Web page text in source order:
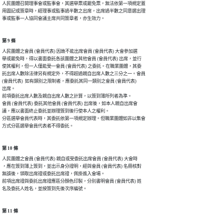
人民團體召開理事會或監事會，其選舉票或罷免票，無法依第一項規定蓋
用圖記或簽章時，經理事或監事過半數之出席，出席過半數之同意選出理
事或監事一人協同會議主席共同簽章者，亦生效力。
第 9 條
人民團體之會員 (會員代表) 因故不能出席會員 (會員代表) 大會參加選
舉或罷免時，得以書面委託各該團體之其他會員 (會員代表) 出席，並行
使其權利，但一人僅能受一會員 (會員代表) 之委託。在職業團體，其委
託出席人數除法律另有規定外，不得超過親自出席人數之三分之一。會員
(會員代表)  如有類別之限制者，應委託其同一類別之會員 (會員代表)
出席。
前項委託出席人數及親自出席人數之計算，以簽到簿所列者為準。
會員 (會員代表) 委託其他會員 (會員代表) 出席後，如本人親自出席會
議，應以書面終止委託並辦理簽到後行使本人之權利。
分區選舉會員代表時，其委託依第一項規定辦理。但職業團體如非以集會
方式分區選舉會員代表者不得委託。
第 10 條
人民團體之會員 (會員代表) 親自或受委託出席會員 (會員代表) 大會時
，應在簽到簿上簽到，並出示身分證明，經與會員 (會員代表) 名冊核對
無誤後，領取出席證或委託出席證，佩掛進入會場。
前項出席證與委託出席證應區分顏色印製，分別書明會員 (會員代表) 姓
名及委託人姓名，並按簽到先後次序編號。
第 11 條